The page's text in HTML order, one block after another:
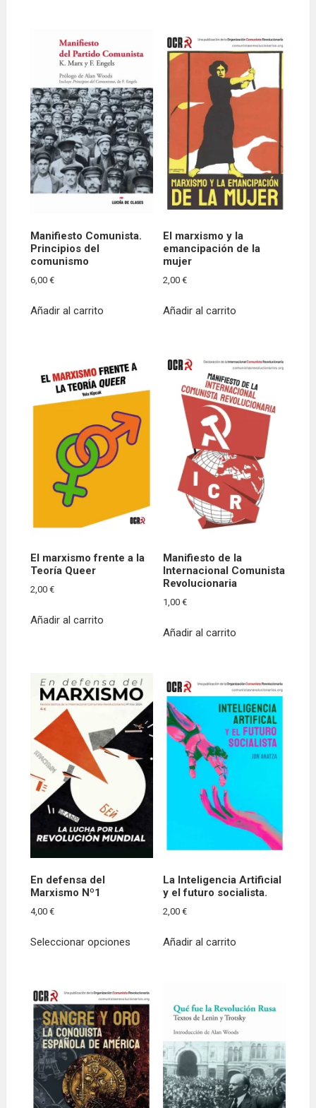
Manifiesto Comunista.
Principios del
comunismo
6,00€
Añadir al carrito
El marxismo y la
emancipación de la
mujer
2,00€
Añadir al carrito
El marxismo frente a la
Teoría Queer
2,00€
Añadir al carrito
Manifiesto de la
Internacional Comunista
Revolucionaria
1,00€
Añadir al carrito
En defensa del
Marxismo Nº1
4,00€
Seleccionar opciones producto
variantes.
Las
opciones
se
pueden
elegir
en
La Inteligencia Artificial
y el futuro socialista.
2,00€
Añadir al carrito